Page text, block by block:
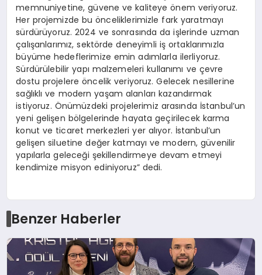
memnuniyetine, güvene ve kaliteye önem veriyoruz.
Her projemizde bu önceliklerimizle fark yaratmayı
sürdürüyoruz. 2024 ve sonrasında da işlerinde uzman
çalışanlarımız, sektörde deneyimli iş ortaklarımızla
büyüme hedeflerimize emin adımlarla ilerliyoruz.
Sürdürülebilir yapı malzemeleri kullanımı ve çevre
dostu projelere öncelik veriyoruz. Gelecek nesillerine
sağlıklı ve modern yaşam alanları kazandırmak
istiyoruz. Önümüzdeki projelerimiz arasında İstanbul’un
yeni gelişen bölgelerinde hayata geçirilecek karma
konut ve ticaret merkezleri yer alıyor. İstanbul’un
gelişen siluetine değer katmayı ve modern, güvenilir
yapılarla geleceği şekillendirmeye devam etmeyi
kendimize misyon ediniyoruz” dedi.
Benzer Haberler